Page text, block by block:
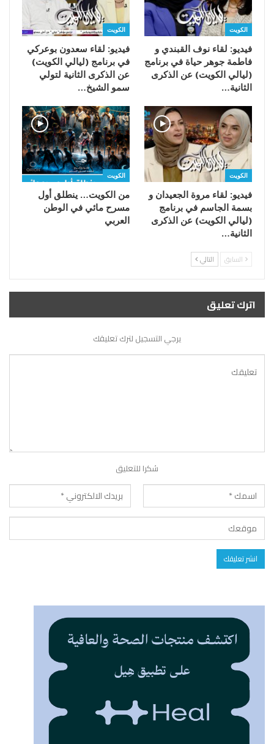
الكويت
فيديو: لقاء نوف القبندي و
فاطمة جوهر حياة في برنامج
(ليالي الكويت) عن الذكرى
الثانية…
الكويت
فيديو: لقاء سعدون بوعركي
في برنامج (ليالي الكويت)
عن الذكرى الثانية لتولي
سمو الشيخ…
الكويت
فيديو: لقاء مروة الجعيدان و
بسمة الجاسم في برنامج
(ليالي الكويت) عن الذكرى
الثانية…
الكويت
من الكويت… ينطلق أول
مسرح مائي في الوطن
العربي
السابق التالي
اترك تعليق
يرجي التسجيل لترك تعليقك
شكرا للتعليق